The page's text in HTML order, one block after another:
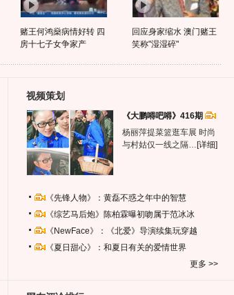
赌王何鸿燊病情好转 四
房十七子女争家产
回应身家缩水 澳门赌王
笑称"湿湿碎"
视频策划
《大鹏嘚吧嘚》416期
杨丽萍提菜篮逛车展 时尚
与村姑仅一线之隔… [详细]
《先锋人物》：黄磊不惑之年中的智慧
《综艺马后炮》陈柏霖曝初吻属于范冰冰
《NewFace》：《北爱》导演续集玩穿越
《夏日甜心》：和夏日有关的爱情世界
更多 >>